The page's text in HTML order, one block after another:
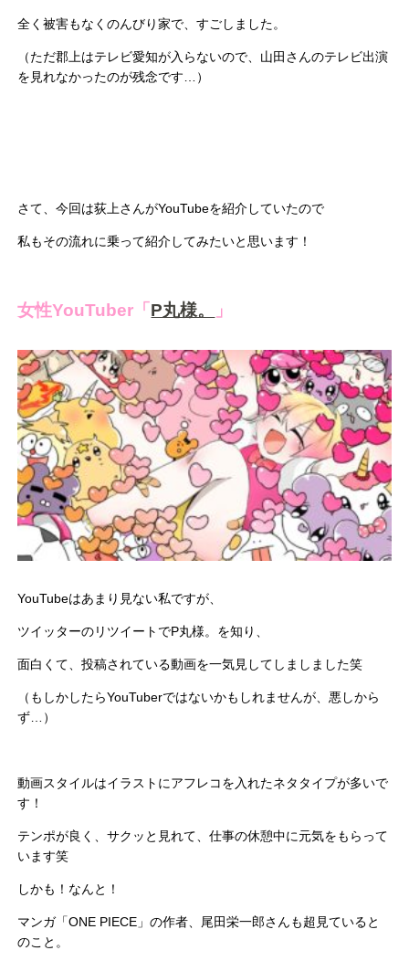
全く被害もなくのんびり家で、すごしました。
（ただ郡上はテレビ愛知が入らないので、山田さんのテレビ出演
を見れなかったのが残念です…）
さて、今回は荻上さんがYouTubeを紹介していたので
私もその流れに乗って紹介してみたいと思います！
女性YouTuber「 P丸様。 」
YouTubeはあまり見ない私ですが、
ツイッターのリツイートでP丸様。を知り、
面白くて、投稿されている動画を一気見してしましました笑
（もしかしたらYouTuberではないかもしれませんが、悪しから
ず…）
動画スタイルはイラストにアフレコを入れたネタタイプが多いで
す！
テンポが良く、サクッと見れて、仕事の休憩中に元気をもらって
います笑
しかも！なんと！
マンガ「ONE PIECE」の作者、尾田栄一郎さんも超見ていると
のこと。